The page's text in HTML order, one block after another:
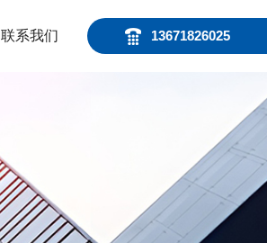
13671826025
联系我们